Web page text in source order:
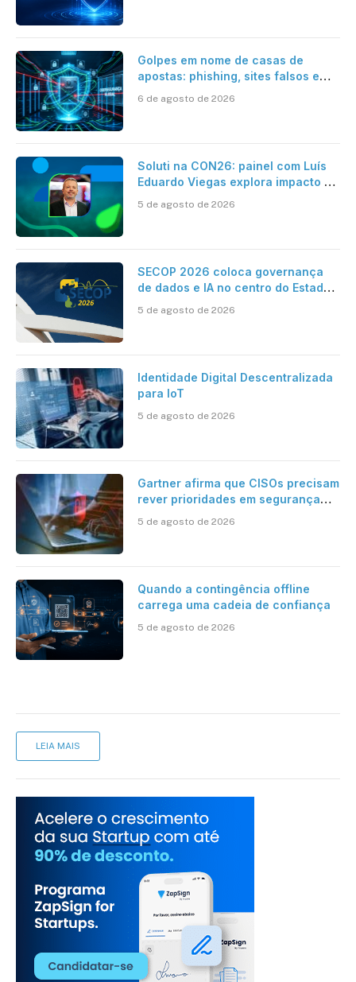
Golpes em nome de casas de
apostas: phishing, sites falsos e
6 de agosto de 2026
Soluti na CON26: painel com Luís
Eduardo Viegas explora impacto de
Contabilidade
5 de agosto de 2026
SECOP 2026 coloca governança
de dados e IA no centro do Estado
5 de agosto de 2026
Identidade Digital Descentralizada
para IoT
5 de agosto de 2026
Gartner afirma que CISOs precisam
rever prioridades em segurança
desafios impostos pela Inteligência
5 de agosto de 2026
Quando a contingência offline
carrega uma cadeia de confiança
5 de agosto de 2026
LEIA MAIS